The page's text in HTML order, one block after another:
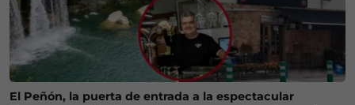
El Peñón, la puerta de entrada a la espectacular